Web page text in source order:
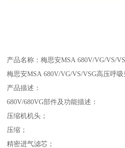
产品名称：梅思安MSA 680V/VG/VS/
梅思安MSA 680V/VG/VS/VSG高压呼
产品描述：
680V/680VG部件及功能描述：
压缩机机头；
压缩；
精密进气滤芯；